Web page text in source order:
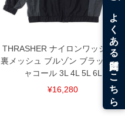
THRASHER ナイロンワッシャー
裏メッシュ ブルゾン ブラック×チ
ャコール 3L 4L 5L 6L
¥16,280